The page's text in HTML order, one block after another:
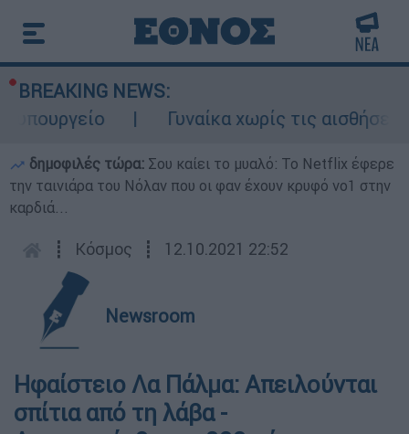
BREAKING NEWS:
Γυναίκα χωρίς τις
δημοφιλές τώρα: Σου καίει το μυαλό: Το Netflix έφερε
την ταινιάρα του Νόλαν που οι φαν έχουν κρυφό νο1 στην
καρδιά...
┋ Κόσμος ┋ 12.10.2021 22:52
Newsroom
Ηφαίστειο Λα Πάλμα: Απειλούνται
σπίτια από τη λάβα -